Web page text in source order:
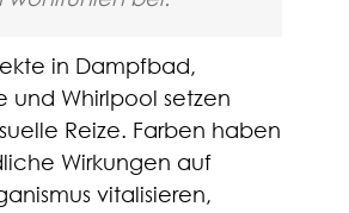
in Dampfbad,
und Whirlpool setzen
Reize. Farben haben
Wirkungen auf
vitalisieren,